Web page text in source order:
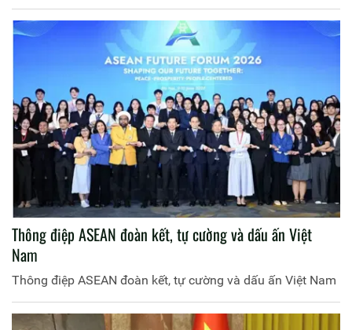
Thông điệp ASEAN đoàn kết, tự cường và dấu ấn Việt
Nam
Thông điệp ASEAN đoàn kết, tự cường và dấu ấn Việt Nam